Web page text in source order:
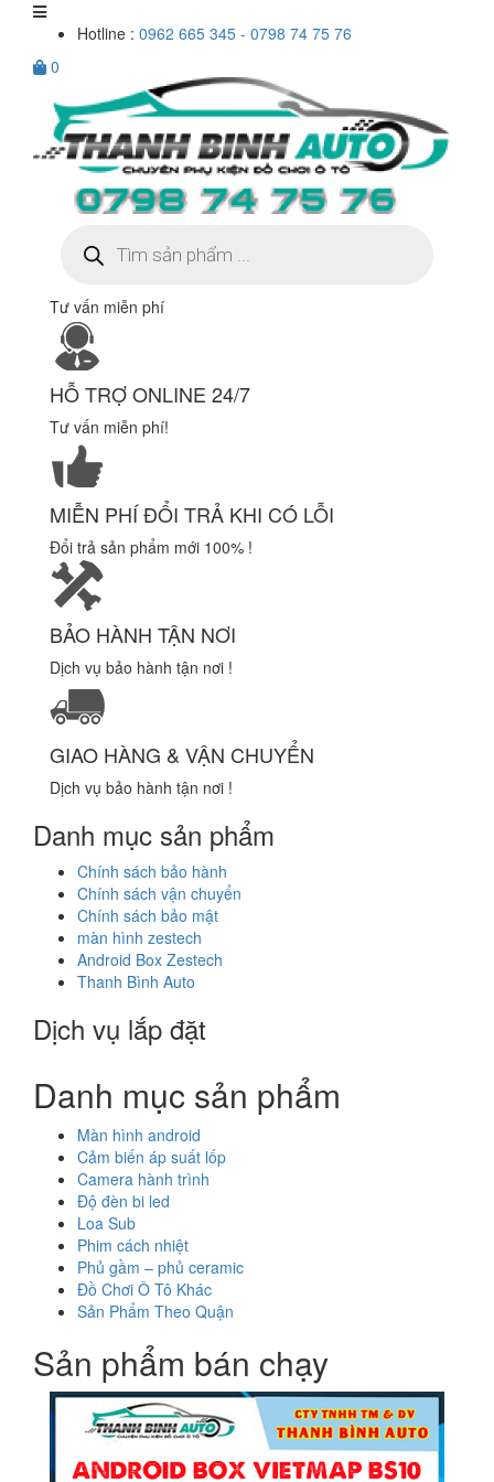
Hotline : 0962 665 345 - 0798 74 75 76
0
kiếm
sản
Tư vấn miễn phí
HỖ TRỢ ONLINE 24/7
Tư vấn miễn phí!
MIỄN PHÍ ĐỔI TRẢ KHI CÓ LỖI
Đổi trả sản phẩm mới 100% !
BẢO HÀNH TẬN NƠI
Dịch vụ bảo hành tận nơi !
GIAO HÀNG & VẬN CHUYỂN
Dịch vụ bảo hành tận nơi !
Danh mục sản phẩm
Chính sách bảo hành
Chính sách vận chuyển
Chính sách bảo mật
màn hình zestech
Android Box Zestech
Thanh Bình Auto
Dịch vụ lắp đặt
Danh mục sản phẩm
Màn hình android
Cảm biến áp suất lốp
Camera hành trình
Độ đèn bi led
Loa Sub
Phim cách nhiệt
Phủ gầm – phủ ceramic
Đồ Chơi Ô Tô Khác
Sản Phẩm Theo Quận
Sản phẩm bán chạy